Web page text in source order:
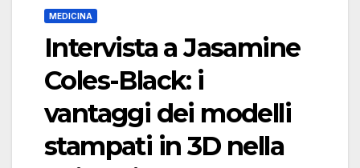
MEDICINA
Intervista a Jasamine
Coles-Black: i
vantaggi dei modelli
stampati in 3D nella